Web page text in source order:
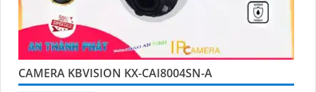
CAMERA KBVISION KX-CAI8004SN-A